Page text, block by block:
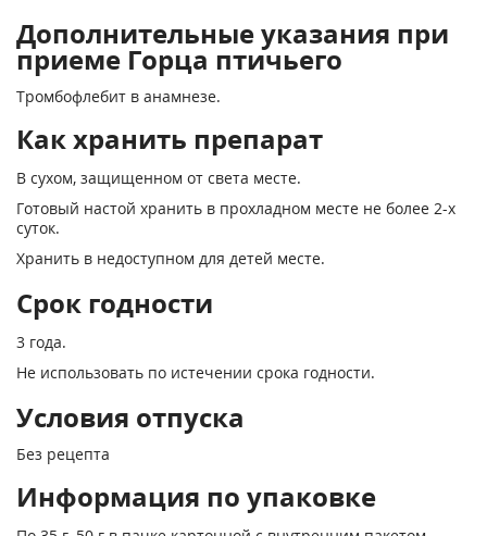
Дополнительные указания при
приеме Горца птичьего
Тромбофлебит в анамнезе.
Как хранить препарат
В сухом, защищенном от света месте.
Готовый настой хранить в прохладном месте не более 2-х
суток.
Хранить в недоступном для детей месте.
Срок годности
3 года.
Не использовать по истечении срока годности.
Условия отпуска
Без рецепта
Информация по упаковке